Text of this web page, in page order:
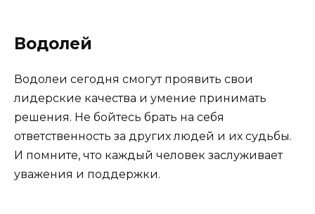
Водолей
Водолеи сегодня смогут проявить свои
лидерские качества и умение принимать
решения. Не бойтесь брать на себя
ответственность за других людей и их судьбы.
И помните, что каждый человек заслуживает
уважения и поддержки.